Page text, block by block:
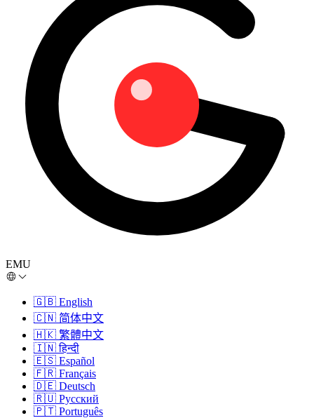
EMU
🇬🇧 English
🇨🇳 简体中文
🇭🇰 繁體中文
🇮🇳 हिन्दी
🇪🇸 Español
🇫🇷 Français
🇩🇪 Deutsch
🇷🇺 Русский
🇵🇹 Português